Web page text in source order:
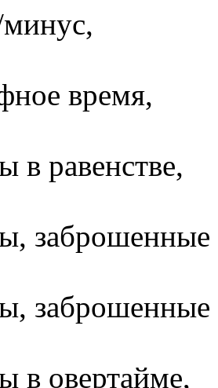
время,
в равенстве,
заброшенные
заброшенные
в овертайме,